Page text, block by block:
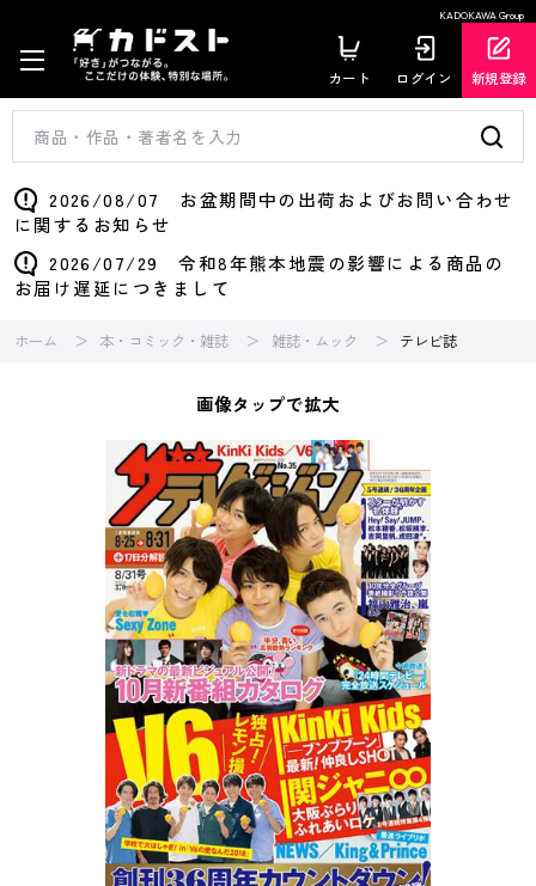
KADOKAWA Group
カート ログイン 新規登録
2026/08/07 お盆期間中の出荷およびお問い合わせ
に関するお知らせ
2026/07/29 令和8年熊本地震の影響による商品の
お届け遅延につきまして
ホーム 本・コミック・雑誌 雑誌・ムック テレビ誌
画像タップで拡大